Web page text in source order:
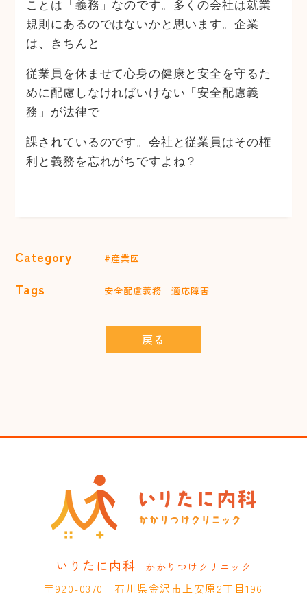
ことは「義務」なのです。多くの会社は就業
規則にあるのではないかと思います。企業
は、きちんと
従業員を休ませて心身の健康と安全を守るた
めに配慮しなければいけない「安全配慮義
務」が法律で
課されているのです。会社と従業員はその権
利と義務を忘れがちですよね？
Category #産業医
Tags 安全配慮義務 適応障害
戻る
いりたに内科 かかりつけクリニック
〒920-0370 石川県金沢市上安原2丁目196